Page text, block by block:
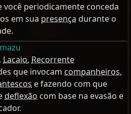
você periodicamente conceda
em sua presença durante o
, Lacaio, Recorrente
que invocam companheiros,
e fazendo com que
deflexão com base na evasão e